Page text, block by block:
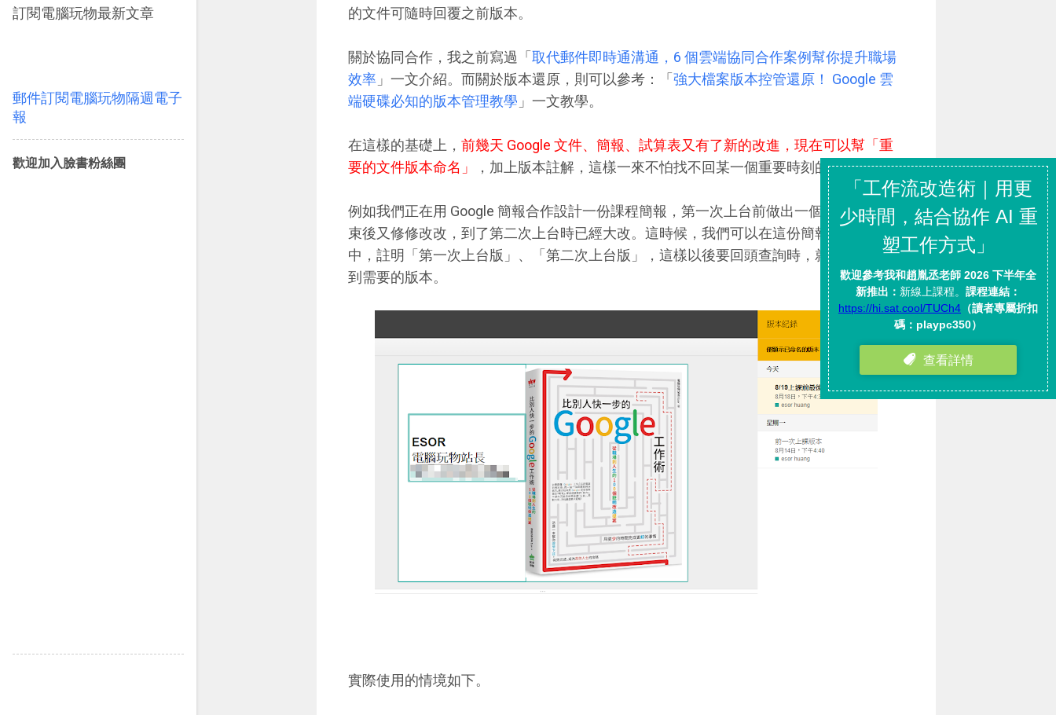
的文件可隨時回覆之前版本。
關於協同合作，我之前寫過「 取代郵件即時通溝通，6 個雲端協同合作案例幫你提升職場
效率 」一文介紹。而關於版本還原，則可以參考：「 強大檔案版本控管還原！ Google 雲
端硬碟必知的版本管理教學 」一文教學。
在這樣的基礎上， 前幾天 Google 文件、簡報、試算表又有了新的改進，現在可以幫「重
要的文件版本命名」
，加上版本註解，這樣一來不怕找不回某一個重要時刻的文件版本。
例如我們正在用 Google 簡報合作設計一份課程簡報，第一次上台前做出一個版本，但結
束後又修修改改，到了第二次上台時已經大改。這時候，我們可以在這份簡報的版本記錄
中，註明「第一次上台版」、「第二次上台版」，這樣以後要回頭查詢時，就能更準確找
到需要的版本。
實際使用的情境如下。
訂閱電腦玩物最新文章
郵件訂閱電腦玩物隔週電子
報
歡迎加入臉書粉絲團